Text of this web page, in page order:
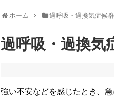
ホーム 過呼吸・過換気症候群
過呼吸・過換気
強い不安などを感じたとき、